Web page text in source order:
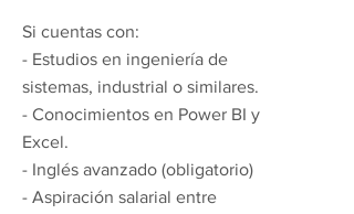
Si cuentas con:
- Estudios en ingeniería de
sistemas, industrial o similares.
- Conocimientos en Power BI y
Excel.
- Inglés avanzado (obligatorio)
- Aspiración salarial entre